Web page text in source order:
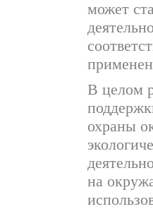
может
В целом
охраны
на